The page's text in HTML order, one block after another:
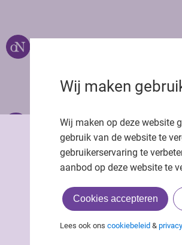
Wij maken
Wij maken op deze website
gebruik van de website te
gebruikerservaring te
aanbod op deze website te
Cookies accepteren
Lees ook ons cookiebeleid &